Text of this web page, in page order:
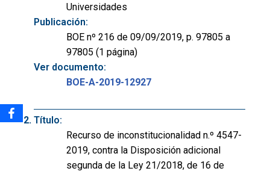
Universidades
Publicación:
BOE nº 216 de 09/09/2019, p. 97805 a
97805 (1 página)
Ver documento:
BOE-A-2019-12927
Título:
Recurso de inconstitucionalidad n.º 4547-
2019, contra la Disposición adicional
segunda de la Ley 21/2018, de 16 de